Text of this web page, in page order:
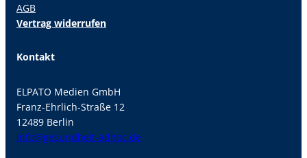
AGB
Vertrag widerrufen
Kontakt
ELPATO Medien GmbH
Franz-Ehrlich-Straße 12
12489 Berlin
info@gesundheit-adhoc.de